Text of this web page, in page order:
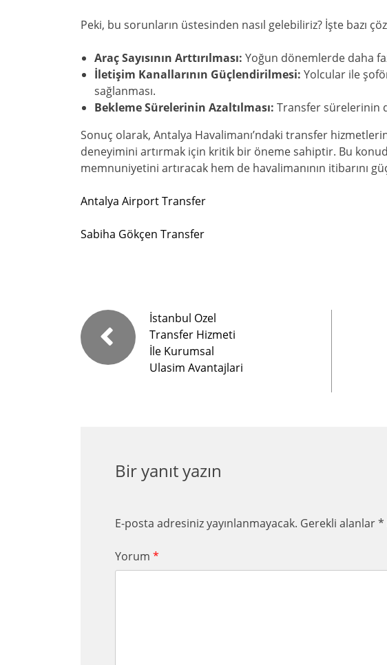
Peki, bu sorunların üstesinden nasıl gelebiliriz? İşte bazı
Araç Sayısının Arttırılması: Yoğun dönemlerde daha
İletişim Kanallarının Güçlendirilmesi: Yolcular ile
sağlanması.
Bekleme Sürelerinin Azaltılması: Transfer sürelerinin
Sonuç olarak, Antalya Havalimanı’ndaki transfer
deneyimini artırmak için kritik bir öneme sahiptir. Bu
memnuniyetini artıracak hem de havalimanının itibarını
Antalya Airport Transfer
Sabiha Gökçen Transfer
İstanbul Ozel
Transfer Hizmeti
İle Kurumsal
Ulasim Avantajlari
Bir yanıt yazın
E-posta adresiniz yayınlanmayacak. Gerekli alanlar*
Yorum *